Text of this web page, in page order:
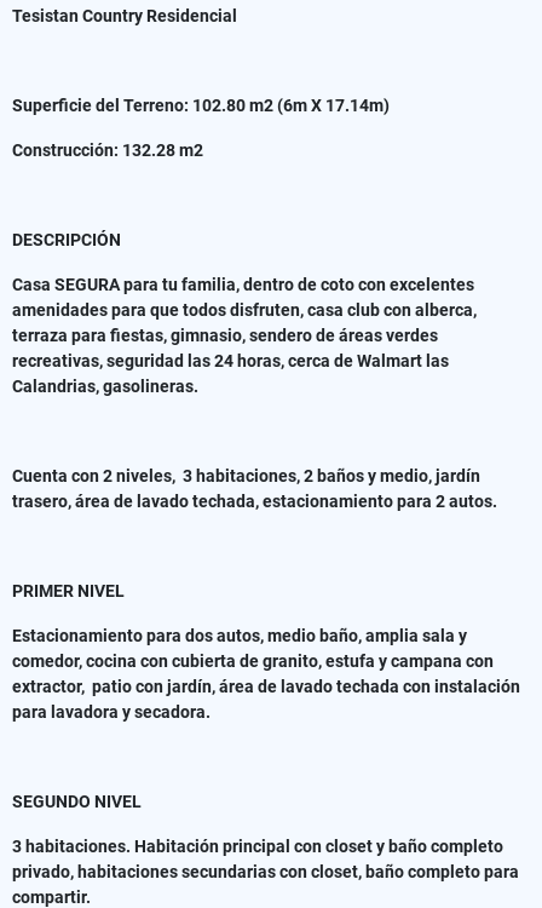
Tesistan Country Residencial
Superficie del Terreno: 102.80 m2 (6m X 17.14m)
Construcción: 132.28 m2
DESCRIPCIÓN
Casa SEGURA para tu familia, dentro de coto con excelentes
amenidades para que todos disfruten, casa club con alberca,
terraza para fiestas, gimnasio, sendero de áreas verdes
recreativas, seguridad las 24 horas, cerca de Walmart las
Calandrias, gasolineras.
Cuenta con 2 niveles, 3 habitaciones, 2 baños y medio, jardín
trasero, área de lavado techada, estacionamiento para 2 autos.
PRIMER NIVEL
Estacionamiento para dos autos, medio baño, amplia sala y
comedor, cocina con cubierta de granito, estufa y campana con
extractor, patio con jardín, área de lavado techada con instalación
para lavadora y secadora.
SEGUNDO NIVEL
3 habitaciones. Habitación principal con closet y baño completo
privado, habitaciones secundarias con closet, baño completo para
compartir.